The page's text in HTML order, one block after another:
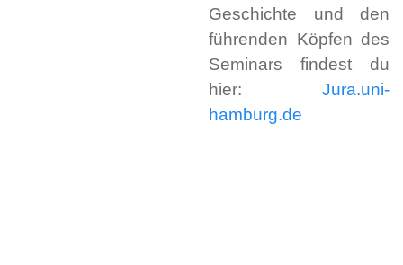
Geschichte und den
führenden Köpfen des
Seminars findest du
hier: Jura.uni-
hamburg.de